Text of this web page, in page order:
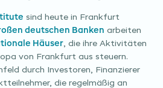
sind heute in Frankfurt
deutschen Banken arbeiten
Häuser, die ihre Aktivitäten
von Frankfurt aus steuern.
durch Investoren, Finanzierer
die regelmäßig an